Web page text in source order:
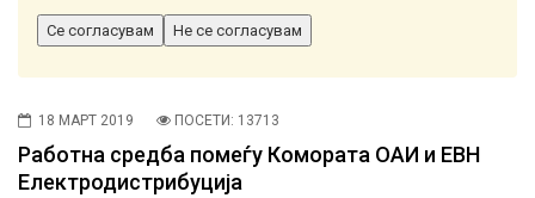
Се согласувам Не се согласувам
18 МАРТ 2019 ПОСЕТИ: 13713
Работна средба помеѓу Комората ОАИ и ЕВН
Електродистрибуција